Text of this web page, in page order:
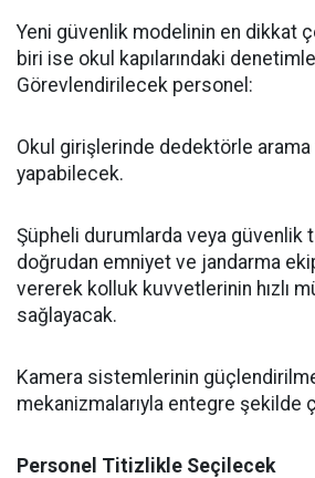
​Yeni güvenlik modelinin en dikkat
biri ise okul kapılarındaki
Görevlendirilecek personel:
​Okul girişlerinde dedektörle arama
yapabilecek.
​Şüpheli durumlarda veya güvenlik
doğrudan emniyet ve jandarma
vererek kolluk kuvvetlerinin hızlı
sağlayacak.
​Kamera sistemlerinin
mekanizmalarıyla entegre şekilde
​Personel Titizlikle Seçilecek